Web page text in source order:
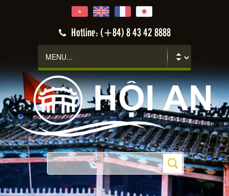
Hotline: (+84) 8 43 42 8888